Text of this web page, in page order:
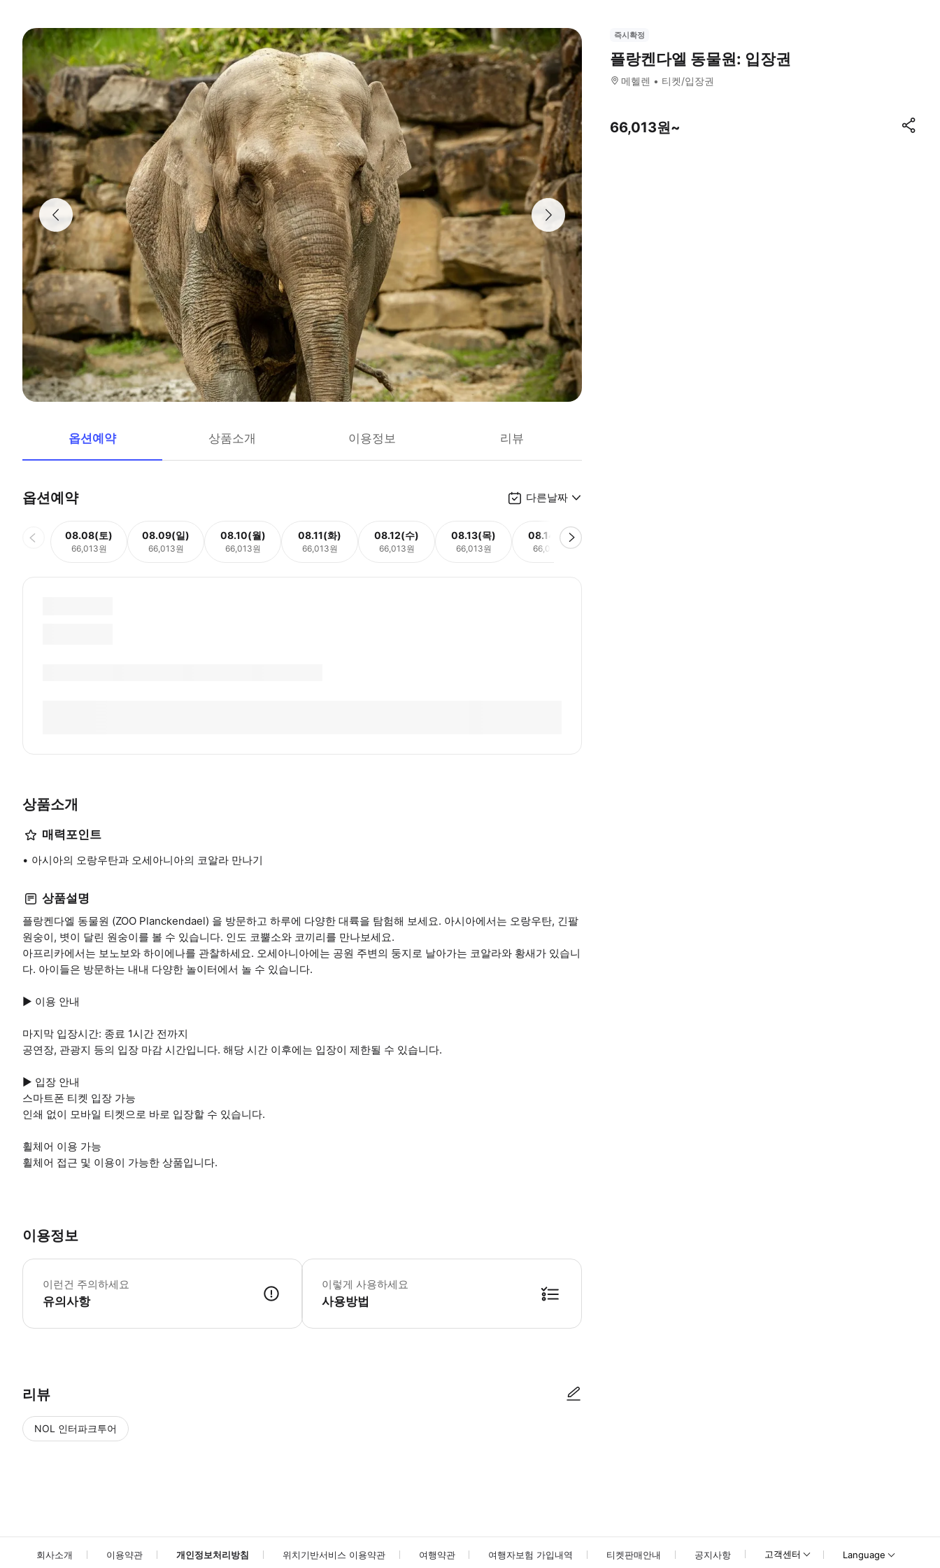
옵션예약 상품소개 이용정보 리뷰
옵션예약 다른날짜
08.08(토)
66,013원
08.09(일)
66,013원
08.10(월)
66,013원
08.11(화)
66,013원
08.12(수)
66,013원
08.13(목)
66,013원
08.14(금)
66,013원
상품소개
매력포인트
아시아의 오랑우탄과 오세아니아의 코알라 만나기
상품설명
플랑켄다엘 동물원 (ZOO Planckendael) 을 방문하고 하루에 다양한 대륙을 탐험해 보세요. 아시아에서는 오랑우탄, 긴팔
원숭이, 볏이 달린 원숭이를 볼 수 있습니다. 인도 코뿔소와 코끼리를 만나보세요.
아프리카에서는 보노보와 하이에나를 관찰하세요. 오세아니아에는 공원 주변의 둥지로 날아가는 코알라와 황새가 있습니
다. 아이들은 방문하는 내내 다양한 놀이터에서 놀 수 있습니다.
▶ 이용 안내
마지막 입장시간: 종료 1시간 전까지
공연장, 관광지 등의 입장 마감 시간입니다. 해당 시간 이후에는 입장이 제한될 수 있습니다.
▶ 입장 안내
스마트폰 티켓 입장 가능
인쇄 없이 모바일 티켓으로 바로 입장할 수 있습니다.
휠체어 이용 가능
휠체어 접근 및 이용이 가능한 상품입니다.
이용정보
이런건 주의하세요
유의사항
▶ 꼭 알아두세요 * 반려동물은 동물원 내에서 입장할 수 없습니다. 보조/보조견만 허용됩니다. * 동물원 내 흡연은 엄격히 금지되어 있습니다. 만 3세 이
이렇게 사용하세요
사용방법
리뷰
NOL 인터파크투어
즉시확정
플랑켄다엘 동물원: 입장권
메헬렌 티켓/입장권
66,013원~
회사소개 이용약관 개인정보처리방침 위치기반서비스 이용약관 여행약관 여행자보험 가입내역 티켓판매안내 공지사항 고객센터 Language